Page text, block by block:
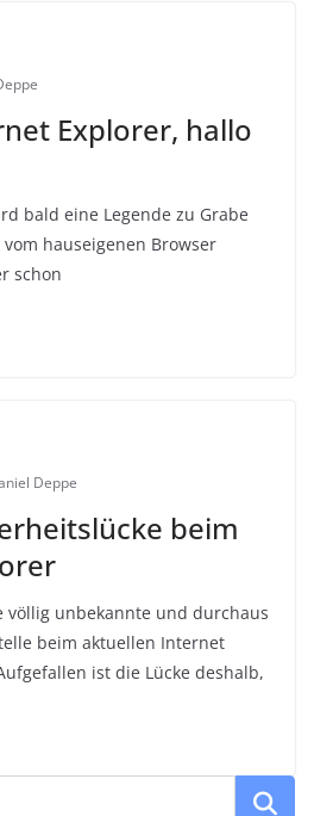
Explorer, hallo
bald eine Legende zu Grabe
hauseigenen Browser
schon
Deppe
beim
völlig unbekannte und durchaus
beim aktuellen Internet
ist die Lücke deshalb,